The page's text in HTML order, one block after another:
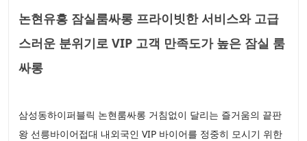
논현유흥 잠실룸싸롱 프라이빗한 서비스와 고급
스러운 분위기로 VIP 고객 만족도가 높은 잠실 룸
싸롱
삼성동하이퍼블릭 논현룸싸롱 거침없이 달리는 즐거움의 끝판
왕 선릉바이어접대 내외국인 VIP 바이어를 정중히 모시기 위한